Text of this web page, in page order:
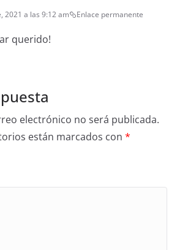
2021 a las 9:12 am Enlace permanente
querido!
electrónico no será publicada.
están marcados con *